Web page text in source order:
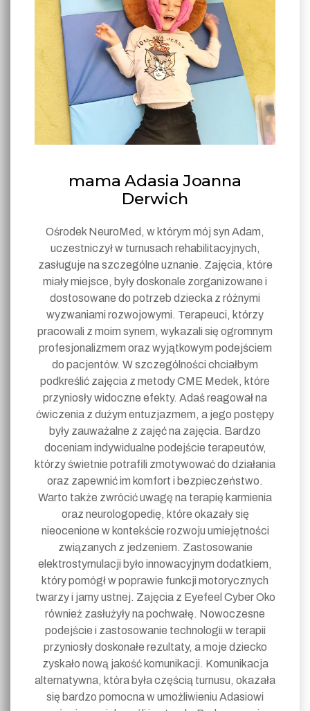
mama Adasia Joanna
Derwich
Ośrodek NeuroMed, w którym mój syn Adam,
uczestniczył w turnusach rehabilitacyjnych,
zasługuje na szczególne uznanie. Zajęcia, które
miały miejsce, były doskonale zorganizowane i
dostosowane do potrzeb dziecka z różnymi
wyzwaniami rozwojowymi. Terapeuci, którzy
pracowali z moim synem, wykazali się ogromnym
profesjonalizmem oraz wyjątkowym podejściem
do pacjentów. W szczególności chciałbym
podkreślić zajęcia z metody CME Medek, które
przyniosły widoczne efekty. Adaś reagował na
ćwiczenia z dużym entuzjazmem, a jego postępy
były zauważalne z zajęć na zajęcia. Bardzo
doceniam indywidualne podejście terapeutów,
którzy świetnie potrafili zmotywować do działania
oraz zapewnić im komfort i bezpieczeństwo.
Warto także zwrócić uwagę na terapię karmienia
oraz neurologopedię, które okazały się
nieocenione w kontekście rozwoju umiejętności
związanych z jedzeniem. Zastosowanie
elektrostymulacji było innowacyjnym dodatkiem,
który pomógł w poprawie funkcji motorycznych
twarzy i jamy ustnej. Zajęcia z Eyefeel Cyber Oko
również zasłużyły na pochwałę. Nowoczesne
podejście i zastosowanie technologii w terapii
przyniosły doskonałe rezultaty, a moje dziecko
zyskało nową jakość komunikacji. Komunikacja
alternatywna, która była częścią turnusu, okazała
się bardzo pomocna w umożliwieniu Adasiowi